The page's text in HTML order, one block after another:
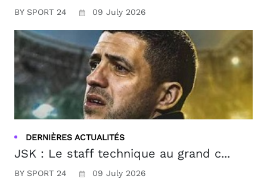
BY SPORT 24 09 July 2026
DERNIÈRES ACTUALITÉS
JSK : Le staff technique au grand c...
BY SPORT 24 09 July 2026